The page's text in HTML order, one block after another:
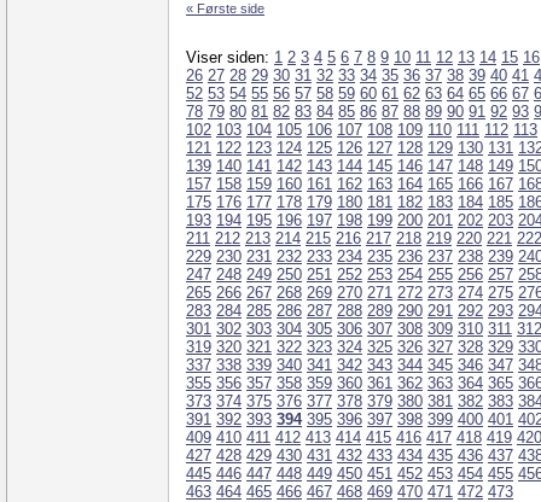
« Første side
Viser siden: 1 2 3 4 5 6 7 8 9 10 11 12 13 14 15 16
26 27 28 29 30 31 32 33 34 35 36 37 38 39 40 41
52 53 54 55 56 57 58 59 60 61 62 63 64 65 66 67
78 79 80 81 82 83 84 85 86 87 88 89 90 91 92 93
102 103 104 105 106 107 108 109 110 111 112 113
121 122 123 124 125 126 127 128 129 130 131
139 140 141 142 143 144 145 146 147 148 149
157 158 159 160 161 162 163 164 165 166 167
175 176 177 178 179 180 181 182 183 184 185
193 194 195 196 197 198 199 200 201 202 203
211 212 213 214 215 216 217 218 219 220 221 222
229 230 231 232 233 234 235 236 237 238 239
247 248 249 250 251 252 253 254 255 256 257
265 266 267 268 269 270 271 272 273 274 275
283 284 285 286 287 288 289 290 291 292 293
301 302 303 304 305 306 307 308 309 310 311 312
319 320 321 322 323 324 325 326 327 328 329
337 338 339 340 341 342 343 344 345 346 347
355 356 357 358 359 360 361 362 363 364 365
373 374 375 376 377 378 379 380 381 382 383
391 392 393 394 395 396 397 398 399 400 401
409 410 411 412 413 414 415 416 417 418 419 420
427 428 429 430 431 432 433 434 435 436 437
445 446 447 448 449 450 451 452 453 454 455
463 464 465 466 467 468 469 470 471 472 473